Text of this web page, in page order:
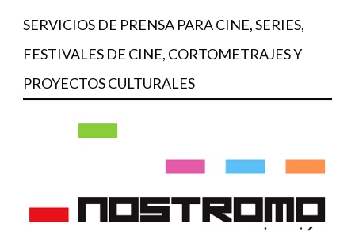
SERVICIOS DE PRENSA PARA CINE, SERIES,
FESTIVALES DE CINE, CORTOMETRAJES Y
PROYECTOS CULTURALES